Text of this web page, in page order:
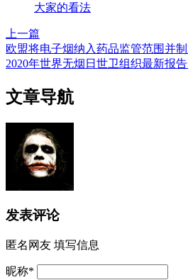
大家的看法
上一篇
欧盟将电子烟纳入药品监管范围并
2020年世界无烟日世卫组织最新报
文章导航
发表评论
匿名网友 填写信息
昵称*